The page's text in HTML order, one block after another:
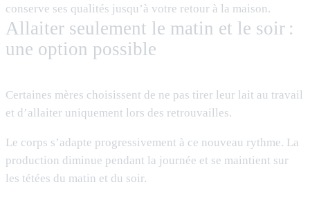
conserve ses qualités jusqu’à votre retour à la maison.
Allaiter seulement le matin et le soir :
une option possible
Certaines mères choisissent de ne pas tirer leur lait au travail
et d’allaiter uniquement lors des retrouvailles.
Le corps s’adapte progressivement à ce nouveau rythme. La
production diminue pendant la journée et se maintient sur
les tétées du matin et du soir.